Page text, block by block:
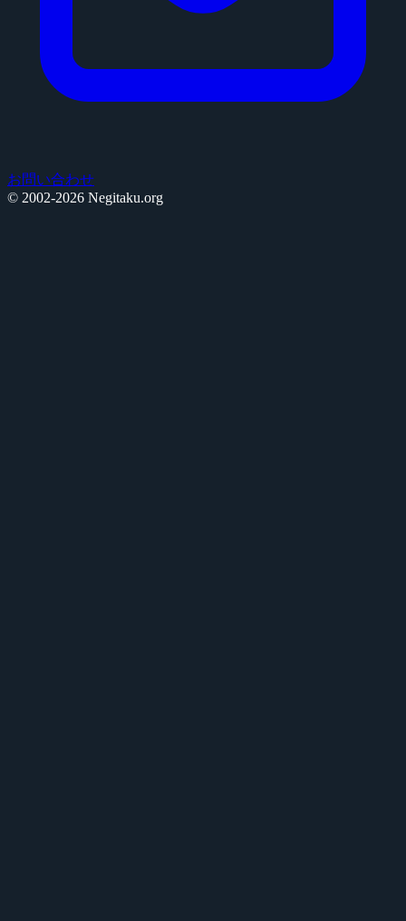
お問い合わせ
© 2002-2026 Negitaku.org